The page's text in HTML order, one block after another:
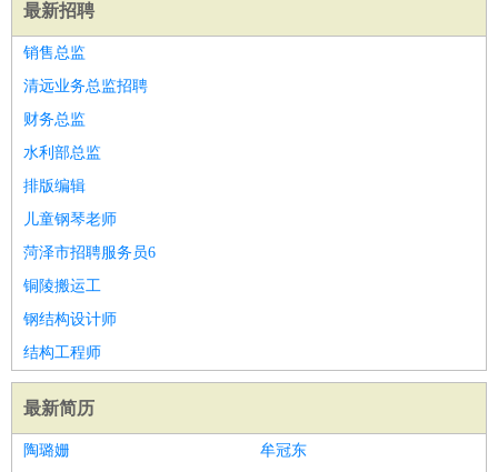
最新招聘
销售总监
清远业务总监招聘
财务总监
水利部总监
排版编辑
儿童钢琴老师
菏泽市招聘服务员6
铜陵搬运工
钢结构设计师
结构工程师
最新简历
陶璐姗 牟冠东